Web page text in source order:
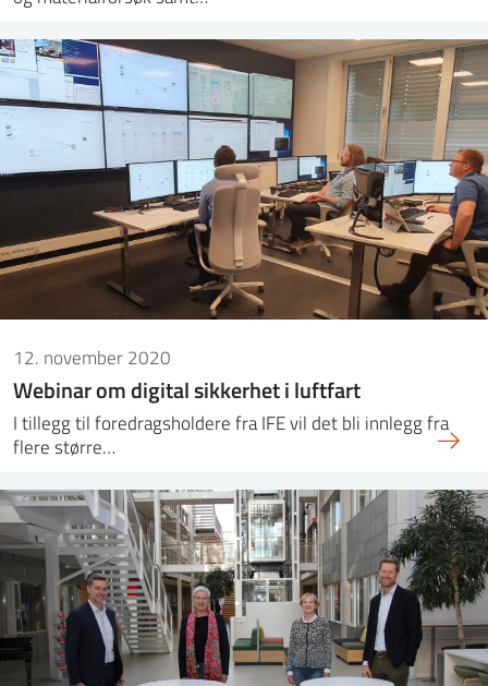
12. november 2020
Webinar om digital sikkerhet i luftfart
I tillegg til foredragsholdere fra IFE vil det bli innlegg fra
flere større…